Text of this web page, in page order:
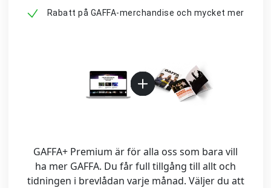
Rabatt på GAFFA-merchandise och mycket mer
GAFFA+ Premium är för alla oss som bara vill
ha mer GAFFA. Du får full tillgång till allt och
tidningen i brevlådan varje månad. Väljer du att